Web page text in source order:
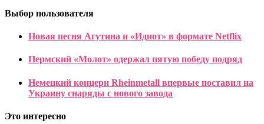
Выбор пользователя
Новая песня Агутина и «Идиот» в формате Netflix
Пермский «Молот» одержал пятую победу подряд
Немецкий концерн Rheinmetall впервые поставил на
Украину снаряды с нового завода
Это интересно